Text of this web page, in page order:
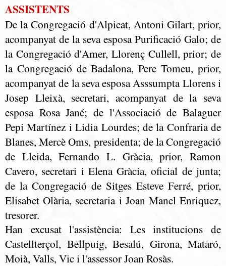
ASSISTENTS
De la Congregació d'Alpicat, Antoni Gilart, prior,
acompanyat de la seva esposa Purificació Galo; de
la Congregació d'Amer, Llorenç Cullell, prior; de
la Congregació de Badalona, Pere Tomeu, prior,
acompanyat de la seva esposa Asssumpta Llorens i
Josep Lleixà, secretari, acompanyat de la seva
esposa Rosa Jané; de l'Associació de Balaguer
Pepi Martínez i Lidia Lourdes; de la Confraria de
Blanes, Mercè Oms, presidenta; de la Congregació
de Lleida, Fernando L. Gràcia, prior, Ramon
Cavero, secretari i Elena Gràcia, oficial de junta;
de la Congregació de Sitges Esteve Ferré, prior,
Elisabet Olària, secretaria i Joan Manel Enriquez,
tresorer.
Han excusat l'assistència: Les institucions de
Castellterçol, Bellpuig, Besalú, Girona, Mataró,
Moià, Valls, Vic i l'assessor Joan Rosàs.